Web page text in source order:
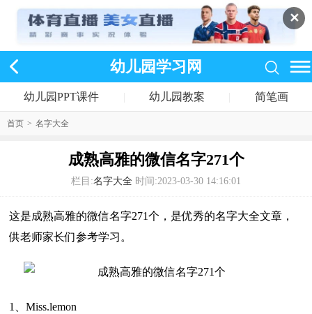
✕
幼儿园学习网
幼儿园PPT课件 幼儿园教案 简笔画
首页 > 名字大全
成熟高雅的微信名字271个
栏目:名字大全 时间:2023-03-30 14:16:01
这是成熟高雅的微信名字271个，是优秀的名字大全文章，
供老师家长们参考学习。
1、Miss.lemon